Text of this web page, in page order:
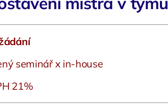
seminář x in-house
21%